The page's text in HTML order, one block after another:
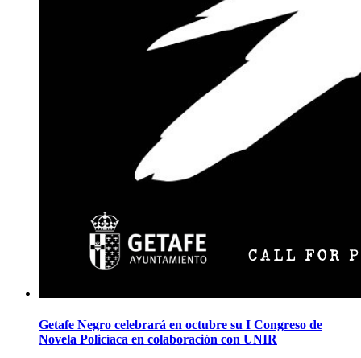
Getafe Negro celebrará en octubre su I Congreso de
Novela Policíaca en colaboración con UNIR